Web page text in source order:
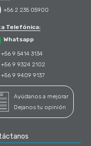
+56 2 235 05900
Telefónica:
Whatsapp
+56 9 5414 3134
+56 9 9324 2102
+56 9 9409 9137
Ayúdanos a mejorar
Dejanos tu opinión